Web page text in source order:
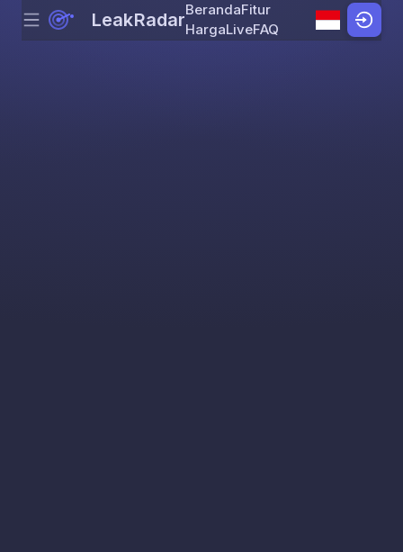
Skip to content
Menu LeakRadarBerandaFitur
HargaLiveFAQ